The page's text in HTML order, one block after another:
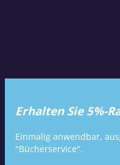
Erhalten Sie 5%-
Einmalig anwendbar,
"Bücherservice".